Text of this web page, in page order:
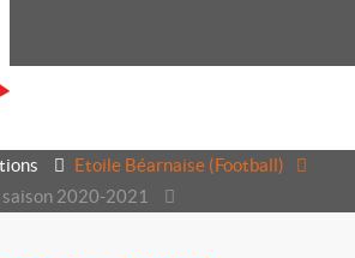
Etoile Béarnaise (Football)
2020-2021